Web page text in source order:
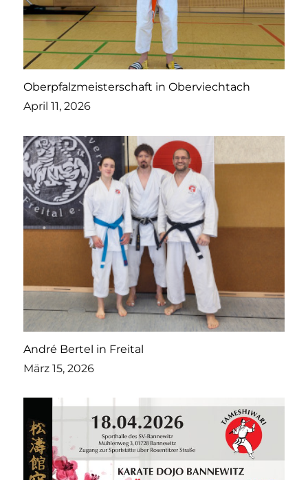
Oberpfalzmeisterschaft in Oberviechtach
April 11, 2026
André Bertel in Freital
März 15, 2026